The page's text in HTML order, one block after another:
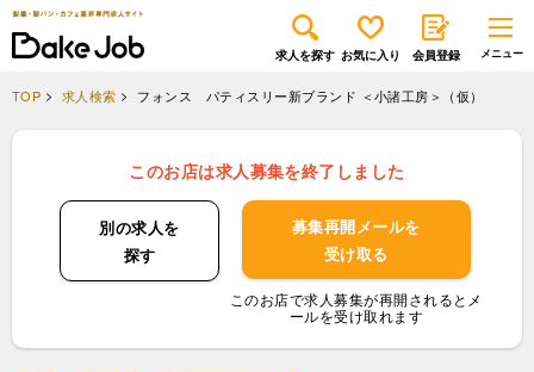
求人を探す お気に入り 会員登録
TOP 求人検索 フォンス パティスリー新ブランド ＜小諸工房＞（仮）
このお店は求人募集を終了しました
別の求人を
探す
募集再開メールを
受け取る
このお店で求人募集が再開されるとメ
ールを受け取れます